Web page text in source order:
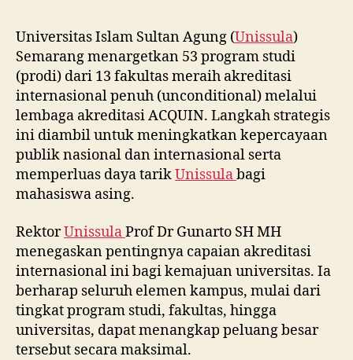
Universitas Islam Sultan Agung (Unissula)
Semarang menargetkan 53 program studi
(prodi) dari 13 fakultas meraih akreditasi
internasional penuh (unconditional) melalui
lembaga akreditasi ACQUIN. Langkah strategis
ini diambil untuk meningkatkan kepercayaan
publik nasional dan internasional serta
memperluas daya tarikUnissulabagi
mahasiswa asing.
RektorUnissulaProf Dr Gunarto SH MH
menegaskan pentingnya capaian akreditasi
internasional ini bagi kemajuan universitas. Ia
berharap seluruh elemen kampus, mulai dari
tingkat program studi, fakultas, hingga
universitas, dapat menangkap peluang besar
tersebut secara maksimal.